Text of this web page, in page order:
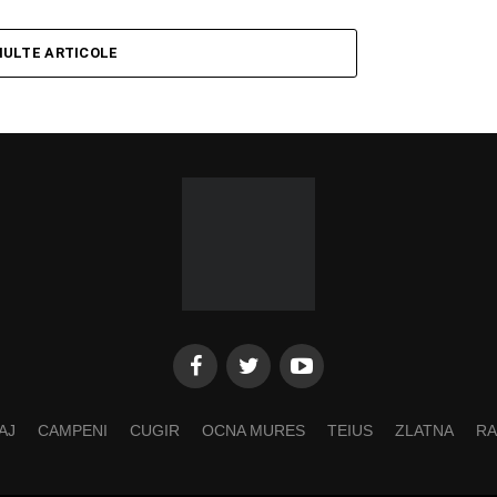
ARTICOLE
CAMPENI CUGIR OCNA MURES TEIUS ZLATNA